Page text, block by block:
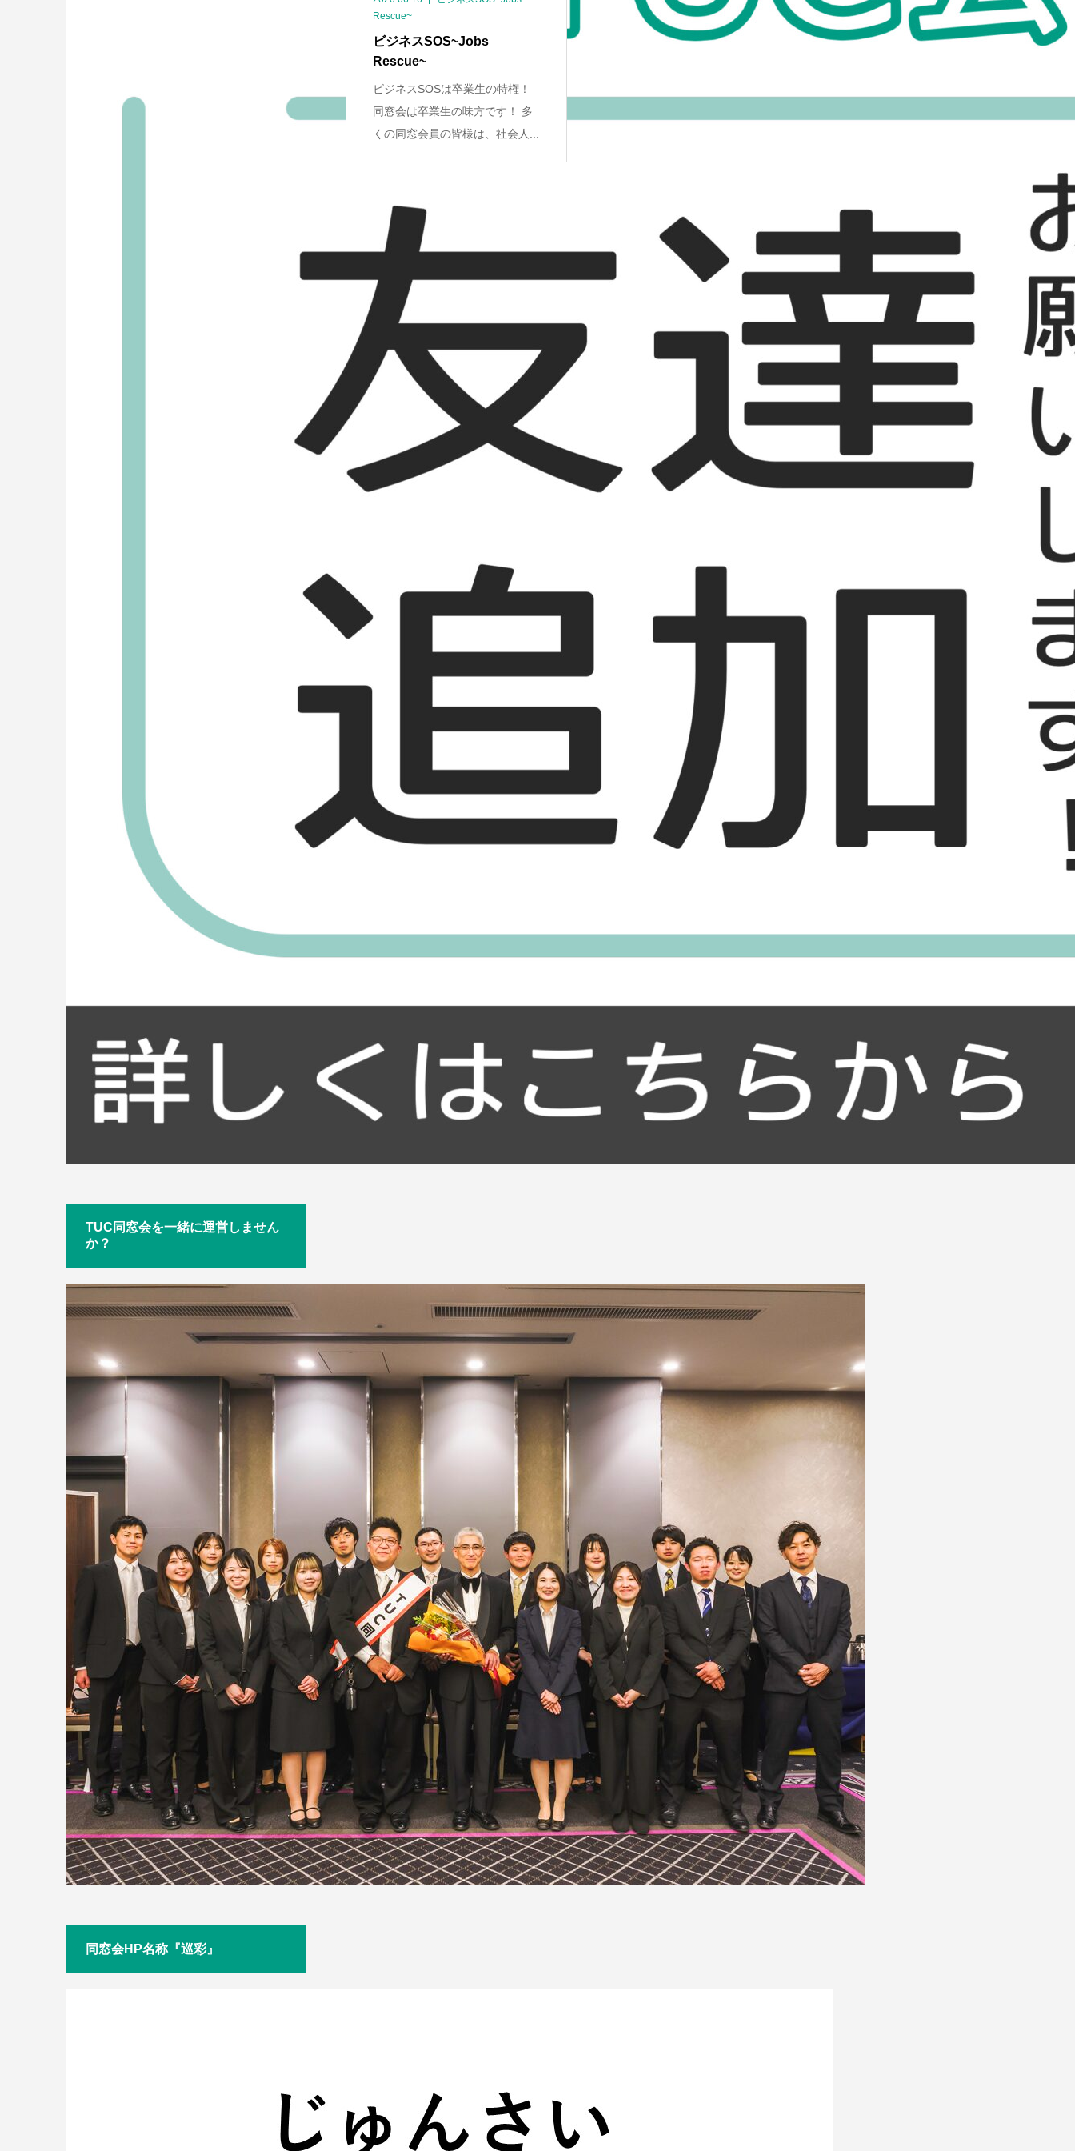
Rescue~
ビジネスSOS~Jobs
Rescue~
ビジネスSOSは卒業生の特権！
同窓会は卒業生の味方です！ 多
くの同窓会員の皆様は、社会人...
TUC同窓会を一緒に運営しません
か？
同窓会HP名称『巡彩』